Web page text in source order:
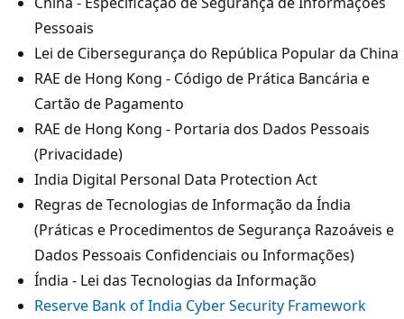
Pessoais
Lei de Cibersegurança do República Popular da China
RAE de Hong Kong - Código de Prática Bancária e
Cartão de Pagamento
RAE de Hong Kong - Portaria dos Dados Pessoais
(Privacidade)
India Digital Personal Data Protection Act
Regras de Tecnologias de Informação da Índia
(Práticas e Procedimentos de Segurança Razoáveis e
Dados Pessoais Confidenciais ou Informações)
Índia - Lei das Tecnologias da Informação
Reserve Bank of India Cyber Security Framework